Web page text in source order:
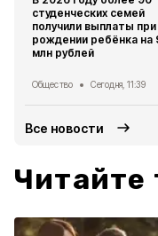
студенческих семей
получили выплаты при
рождении ребёнка на
млн рублей
Общество Сегодня, 11:39
Все новости
Читайте